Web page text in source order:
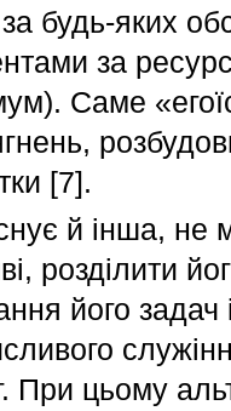
будь-яких
за
Саме
[7].
й інша,
розділити
його
При цьому